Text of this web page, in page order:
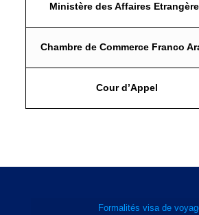
Ministère des Affaires
Chambre de Commerce Franco
Cour d’Appel
Formalités visa de